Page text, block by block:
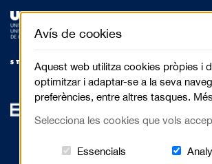
Avís de cookies
Aquest web utilitza cookies pròpies i
optimitzar i adaptar-se a la seva
preferències, entre altres tasques.
Selecciona les cookies que vols
Essencials Aquestes